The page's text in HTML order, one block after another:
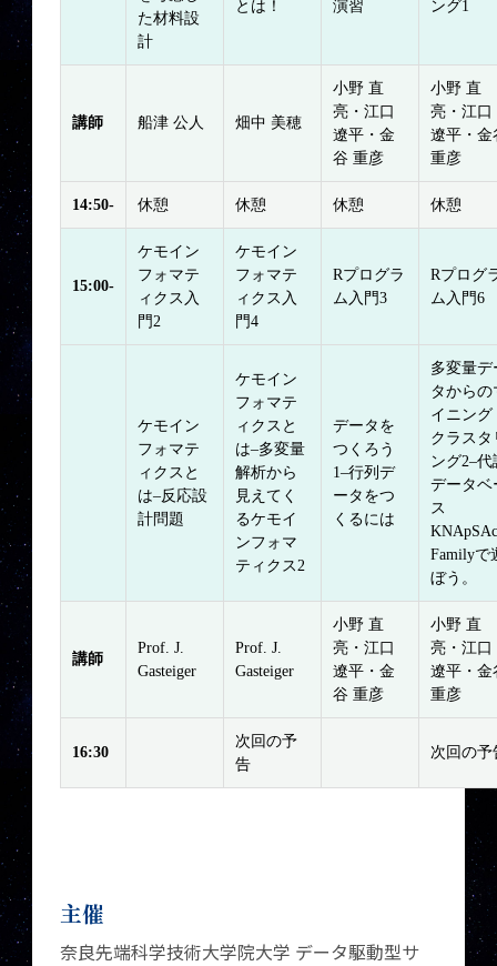
た材料設
計
とは！ 演習 ング1
講師 船津 公人 畑中 美穂
小野 直
亮・江口
遼平・金
谷 重彦
小野 直
亮・江口
遼平・金
重彦
14:50- 休憩 休憩 休憩 休憩
15:00-
ケモイン
フォマテ
ィクス入
門2
ケモイン
フォマテ
ィクス入
門4
Rプログラ
ム入門3
Rプログ
ム入門6
ケモイン
フォマテ
ィクスと
は–反応設
計問題
ケモイン
フォマテ
ィクスと
は–多変量
解析から
見えてく
るケモイ
ンフォマ
ティクス2
データを
つくろう
1–行列デ
ータをつ
くるには
多変量デ
タからの
イニング
クラスタ
ング2–代
データベ
ス
Familyで
ぼう。
講師
Prof. J.
Gasteiger
Prof. J.
Gasteiger
小野 直
亮・江口
遼平・金
谷 重彦
小野 直
亮・江口
遼平・金
重彦
16:30
次回の予
告
次回の予
主催
奈良先端科学技術大学院大学 データ駆動型サ